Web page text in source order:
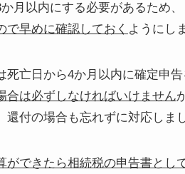
月以内にする必要があるため
早めに確認しておく ようにし
亡日から4か月以内に確定申
合は必ずしなければいけません
還付の場合も忘れずに対応しま
ができたら相続税の申告書とし